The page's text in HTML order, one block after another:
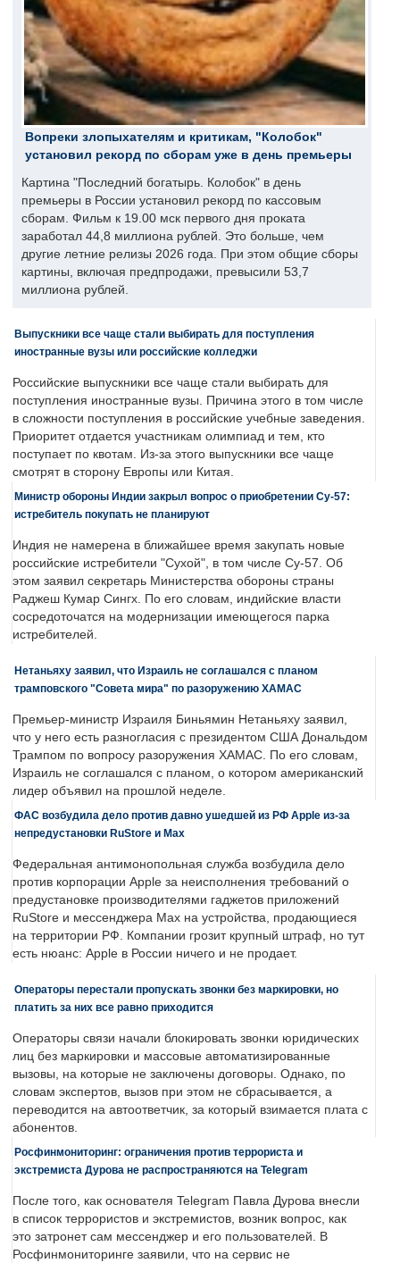
Вопреки злопыхателям и критикам, "Колобок"
установил рекорд по сборам уже в день премьеры
Картина "Последний богатырь. Колобок" в день
премьеры в России установил рекорд по кассовым
сборам. Фильм к 19.00 мск первого дня проката
заработал 44,8 миллиона рублей. Это больше, чем
другие летние релизы 2026 года. При этом общие сборы
картины, включая предпродажи, превысили 53,7
миллиона рублей.
Выпускники все чаще стали выбирать для поступления
иностранные вузы или российские колледжи
Российские выпускники все чаще стали выбирать для
поступления иностранные вузы. Причина этого в том числе
в сложности поступления в российские учебные заведения.
Приоритет отдается участникам олимпиад и тем, кто
поступает по квотам. Из-за этого выпускники все чаще
смотрят в сторону Европы или Китая.
Министр обороны Индии закрыл вопрос о приобретении Су-57:
истребитель покупать не планируют
Индия не намерена в ближайшее время закупать новые
российские истребители "Сухой", в том числе Су-57. Об
этом заявил секретарь Министерства обороны страны
Раджеш Кумар Сингх. По его словам, индийские власти
сосредоточатся на модернизации имеющегося парка
истребителей.
Нетаньяху заявил, что Израиль не соглашался с планом
трамповского "Совета мира" по разоружению ХАМАС
Премьер-министр Израиля Биньямин Нетаньяху заявил,
что у него есть разногласия с президентом США Дональдом
Трампом по вопросу разоружения ХАМАС. По его словам,
Израиль не соглашался с планом, о котором американский
лидер объявил на прошлой неделе.
ФАС возбудила дело против давно ушедшей из РФ Apple из-за
непредустановки RuStore и Max
Федеральная антимонопольная служба возбудила дело
против корпорации Apple за неисполнения требований о
предустановке производителями гаджетов приложений
RuStore и мессенджера Max на устройства, продающиеся
на территории РФ. Компании грозит крупный штраф, но тут
есть нюанс: Apple в России ничего и не продает.
Операторы перестали пропускать звонки без маркировки, но
платить за них все равно приходится
Операторы связи начали блокировать звонки юридических
лиц без маркировки и массовые автоматизированные
вызовы, на которые не заключены договоры. Однако, по
словам экспертов, вызов при этом не сбрасывается, а
переводится на автоответчик, за который взимается плата с
абонентов.
Росфинмониторинг: ограничения против террориста и
экстремиста Дурова не распространяются на Telegram
После того, как основателя Telegram Павла Дурова внесли
в список террористов и экстремистов, возник вопрос, как
это затронет сам мессенджер и его пользователей. В
Росфинмониторинге заявили, что на сервис не